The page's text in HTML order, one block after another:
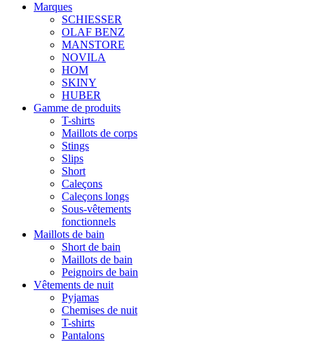
Marques
SCHIESSER
OLAF BENZ
MANSTORE
NOVILA
HOM
SKINY
HUBER
Gamme de produits
T-shirts
Maillots de corps
Stings
Slips
Short
Caleçons
Caleçons longs
Sous-vêtements
fonctionnels
Maillots de bain
Short de bain
Maillots de bain
Peignoirs de bain
Vêtements de nuit
Pyjamas
Chemises de nuit
T-shirts
Pantalons